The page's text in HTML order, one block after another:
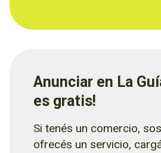
Anunciar en La
es gratis!
Si tenés un comercio,
ofrecés un servicio,